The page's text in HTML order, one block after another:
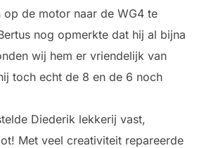
op de motor naar de WG4 te
nog opmerkte dat hij al bijna
wij hem er vriendelijk van
toch echt de 8 en de 6 noch
Diederik lekkerij vast,
Met veel creativiteit repareerde